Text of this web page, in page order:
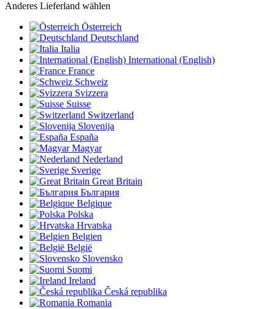
Anderes Lieferland wählen
Österreich
Deutschland
Italia
International (English)
France
Schweiz
Svizzera
Suisse
Switzerland
Slovenija
España
Magyar
Nederland
Sverige
Great Britain
България
Belgique
Polska
Hrvatska
Belgien
België
Slovensko
Suomi
Ireland
Česká republika
Romania